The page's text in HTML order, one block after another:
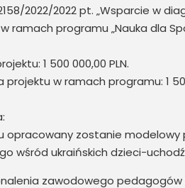
2022/2022 pt. „Wsparcie w
ramach programu „Nauka dla
1 500 000,00 PLN.
w ramach programu: 1
opracowany zostanie
wśród ukraińskich dzieci-
zawodowego pedagogów